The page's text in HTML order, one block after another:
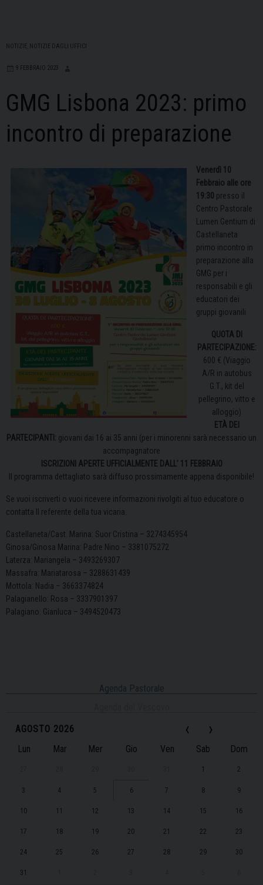
NOTIZIE NOTIZIE DAGLI UFFICI
9 FEBBRAIO 2023
GMG Lisbona 2023: primo
incontro di preparazione
Venerdì 10
Febbraio alle ore
19:30 presso il
Centro Pastorale
Lumen Gentium di
Castellaneta
primo incontro in
preparazione alla
GMG per i
responsabili e gli
educatori dei
gruppi giovanili
QUOTA DI
PARTECIPAZIONE:
600 € (Viaggio
A/R in autobus
G.T., kit del
pellegrino, vitto e
alloggio)
ETÀ DEI
PARTECIPANTI: giovani dai 16 ai 35 anni (per i minorenni sarà necessario un
accompagnatore
ISCRIZIONI APERTE UFFICIALMENTE DALL’ 11 FEBBRAIO
Il programma dettagliato sarà diffuso prossimamente appena disponibile!
Se vuoi iscriverti o vuoi ricevere informazioni rivolgiti al tuo educatore o
contatta Il referente della tua vicaria.
Castellaneta/Cast. Marina: Suor Cristina – 3274345954
Ginosa/Ginosa Marina: Padre Nino – 3381075272
Laterza: Mariangela – 3493269307
Massafra: Mariatarosa – 3288631439
Mottola: Nadia – 3663374824
Palagianello: Rosa – 3337901397
Palagiano: Gianluca – 3494520473
Agenda Pastorale
‹
AGOSTO 2026 ›
Lun Mar Mer Gio Ven Sab Dom
1 2
3 4 5 6 7 8 9
10 11 12 13 14 15 16
17 18 19 20 21 22 23
24 25 26 27 28 29 30
31